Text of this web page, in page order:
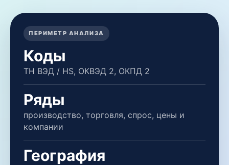
ПЕРИМЕТР АНАЛИЗА
Коды
ТН ВЭД / HS, ОКВЭД 2, ОКПД 2
Ряды
производство, торговля, спрос, цены и
компании
География